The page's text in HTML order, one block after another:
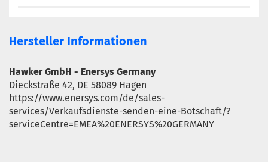
Hersteller Informationen
Hawker GmbH - Enersys Germany
Dieckstraße 42, DE 58089 Hagen
https://www.enersys.com/de/sales-
services/Verkaufsdienste-senden-eine-Botschaft/?
serviceCentre=EMEA%20ENERSYS%20GERMANY